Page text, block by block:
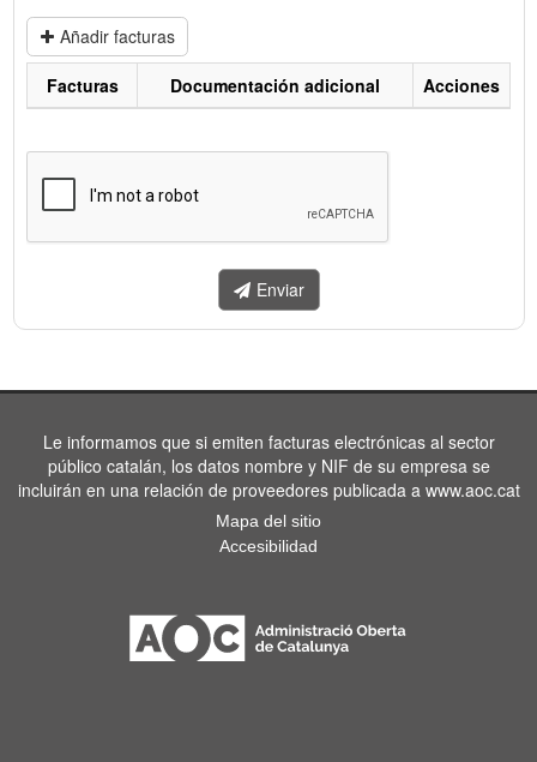
Añadir facturas
enviar.
Facturas Documentación adicional Acciones
Enviar
Le informamos que si emiten facturas electrónicas al sector
público catalán, los datos nombre y NIF de su empresa se
incluirán en una relación de proveedores publicada a www.aoc.cat
Mapa del sitio
Accesibilidad